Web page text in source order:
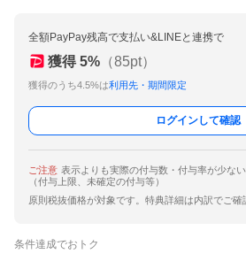
全額PayPay残高で支払い&LINEと連携で
獲得 5% （85pt）
獲得のうち4.5%は利用先・期間限定
ログインして確認
ご注意 表示よりも実際の付与数・付与率が少な
（付与上限、未確定の付与等）
原則税抜価格が対象です。特典詳細は内訳でご確
条件達成でおトク